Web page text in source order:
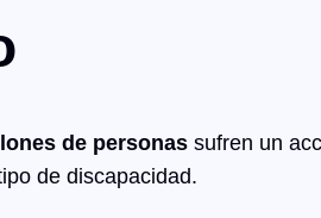
de personas sufren un
de discapacidad.